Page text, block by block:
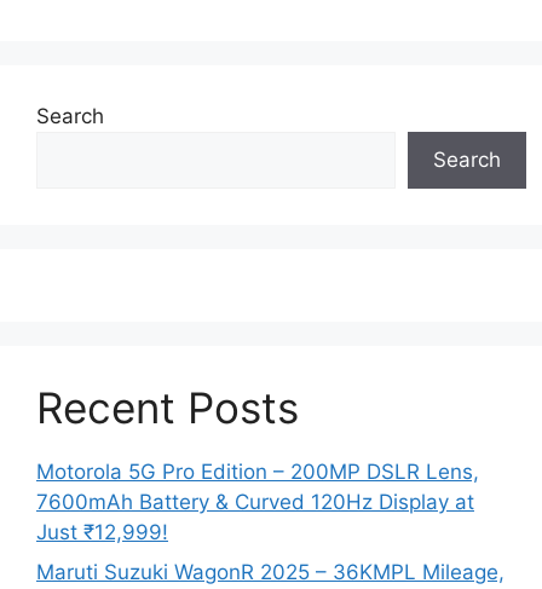
Search
Search
Recent Posts
Motorola 5G Pro Edition – 200MP DSLR Lens,
7600mAh Battery & Curved 120Hz Display at
Just ₹12,999!
Maruti Suzuki WagonR 2025 – 36KMPL Mileage,